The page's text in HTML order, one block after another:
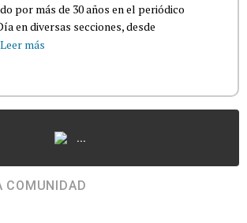
por más de 30 años en el periódico
en diversas secciones, desde
Leer más
...
COMUNIDAD